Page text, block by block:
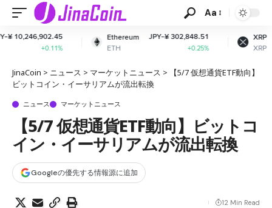
Aa
Ethereum
ETH
JPY-¥ 302,848.51
XRP
XRP
JPY-¥ 164.23
+2.01%
JinaCoin > ニュース > マーケットニュース >
【5/7 仮想通貨ETF動向】
ビットコイン・イーサリアムが流出転換
ニュース マーケットニュース
【5/7 仮想通貨ETF動向】ビットコ
イン・イーサリアムが流出転換
Googleの優先する情報源に追加
12 Min Read